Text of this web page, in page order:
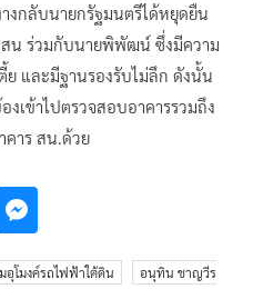
งกลับนายกรัฐมนตรีได้หยุดยืน
สน ร่วมกับนายพิพัฒน์ ซึ่งมีความ
ย และมีฐานรองรับไม่ลึก ดังนั้น
งเข้าไปตรวจสอบอาคารรวมถึง
คาร สน.ด้วย
อุโมงค์รถไฟฟ้าใต้ดิน
อนุทิน ชาญวีร